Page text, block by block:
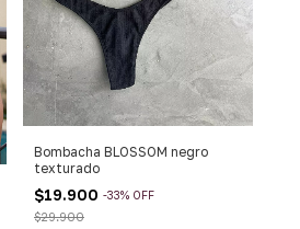
Bombacha BLOSSOM negro
texturado
$19.900 -33% OFF
$29.900